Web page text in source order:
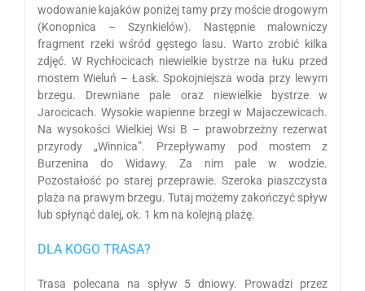
wodowanie kajaków poniżej tamy przy moście drogowym
(Konopnica – Szynkielów). Następnie malowniczy
fragment rzeki wśród gęstego lasu. Warto zrobić kilka
zdjęć. W Rychłocicach niewielkie bystrze na łuku przed
mostem Wieluń – Łask. Spokojniejsza woda przy lewym
brzegu. Drewniane pale oraz niewielkie bystrze w
Jarocicach. Wysokie wapienne brzegi w Majaczewicach.
Na wysokości Wielkiej Wsi B – prawobrzeżny rezerwat
przyrody „Winnica”. Przepływamy pod mostem z
Burzenina do Widawy. Za nim pale w wodzie.
Pozostałość po starej przeprawie. Szeroka piaszczysta
plaża na prawym brzegu. Tutaj możemy zakończyć spływ
lub spłynąć dalej, ok. 1 km na kolejną plażę.
DLA KOGO TRASA?
Trasa polecana na spływ 5 dniowy. Prowadzi przez